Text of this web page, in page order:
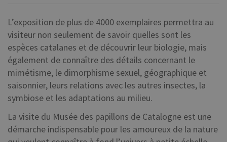
L’exposition de plus de 4000 exemplaires permettra au
visiteur non seulement de savoir quelles sont les
espèces catalanes et de découvrir leur biologie, mais
également de connaître des détails concernant le
mimétisme, le dimorphisme sexuel, géographique et
saisonnier, leurs relations avec les autres insectes, la
symbiose et les adaptations au milieu.
La visite du Musée des papillons de Catalogne est une
démarche indispensable pour les amoureux de la nature